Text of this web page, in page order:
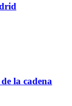
la cadena